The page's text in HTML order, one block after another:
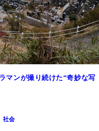
マンが撮り続けた“奇妙な写
社会